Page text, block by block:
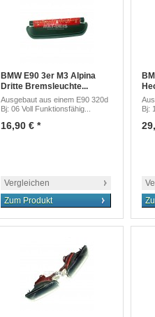
BMW E90 3er M3 Alpina
Dritte Bremsleuchte...
Ausgebaut aus einem E90 320d
Bj: 06 Voll Funktionsfähig...
16,90 € *
Vergleichen
Zum Produkt
Bj: